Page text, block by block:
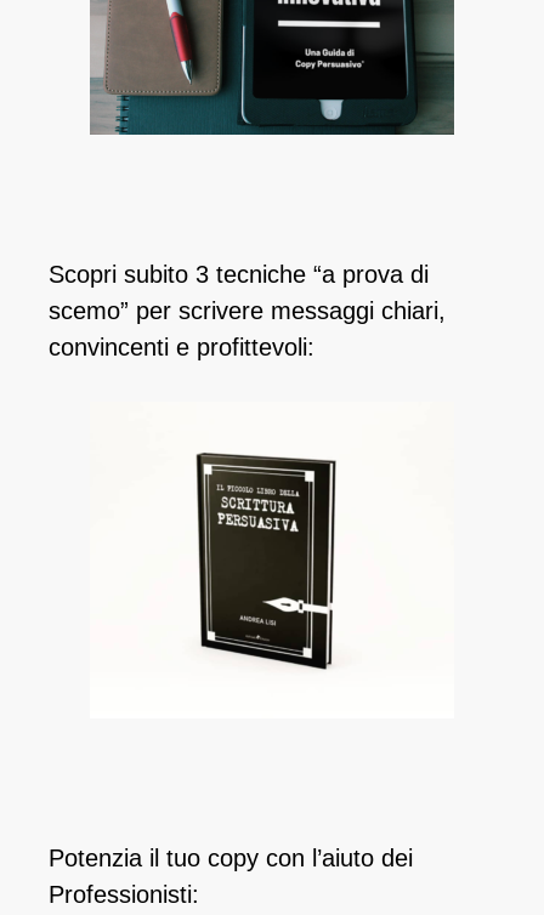
Scopri subito 3 tecniche “a prova di
scemo” per scrivere messaggi chiari,
convincenti e profittevoli:
Potenzia il tuo copy con l’aiuto dei
Professionisti: